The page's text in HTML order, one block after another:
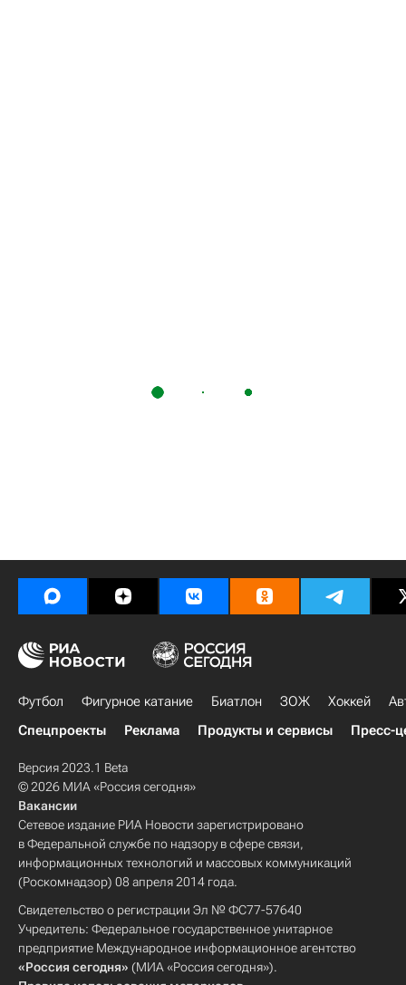
Футбол Фигурное катание Биатлон ЗОЖ Хоккей
Спецпроекты
Реклама Продукты и сервисы Пресс-
Версия 2023.1 Beta
© 2026 МИА «Россия сегодня»
Вакансии
Сетевое издание РИА Новости зарегистрировано
в Федеральной службе по надзору в сфере связи,
информационных технологий и массовых коммуникаций
(Роскомнадзор) 08 апреля 2014 года.
Свидетельство о регистрации Эл № ФС77-57640
Учредитель: Федеральное государственное унитарное
предприятие Международное информационное агентство
«Россия сегодня» (МИА «Россия сегодня»).